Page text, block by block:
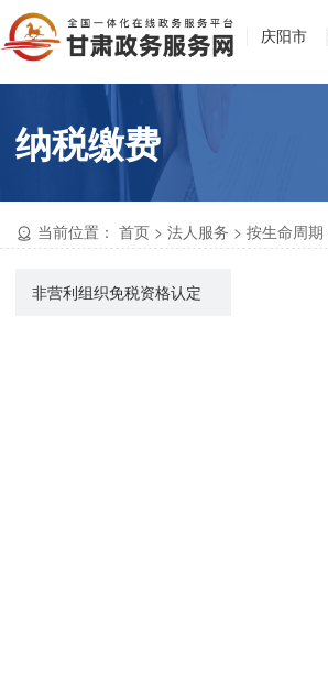
庆阳市
纳税缴费
当前位置： 首页 >法人服务 >按生命周期
非营利组织免税资格认定